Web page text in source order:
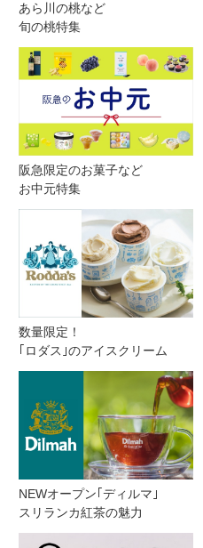
あら川の桃など
旬の桃特集
阪急限定のお菓子など
お中元特集
数量限定！
｢ロダス｣のアイスクリーム
NEWオープン｢ディルマ｣
スリランカ紅茶の魅力